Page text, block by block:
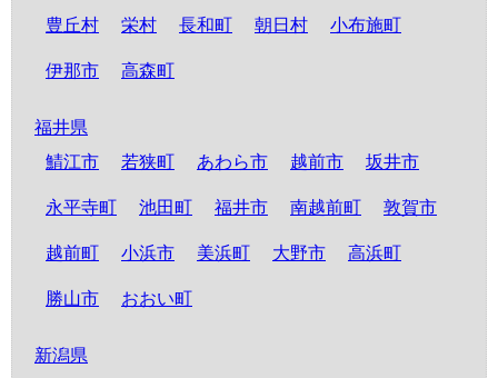
豊丘村 栄村 長和町 朝日村 小布施町
伊那市 高森町
福井県
鯖江市
若狭町 あわら市 越前市 坂井市
永平寺町 池田町 福井市 南越前町 敦賀市
越前町 小浜市 美浜町 大野市 高浜町
勝山市 おおい町
新潟県